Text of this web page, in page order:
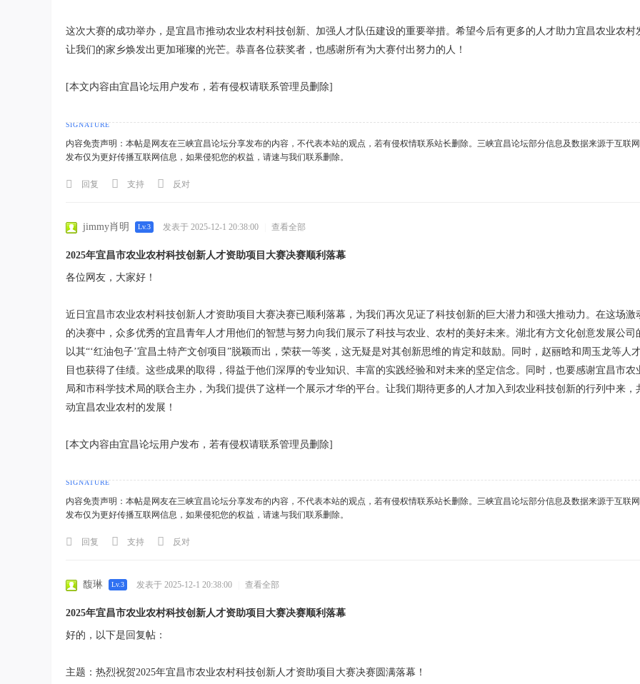
这次大赛的成功举办，是宜昌市推动农业农村科技创新、加强人才队伍建设的重要举措。希望今后有更多的人才助力宜昌农业农村
让我们的家乡焕发出更加璀璨的光芒。恭喜各位获奖者，也感谢所有为大赛付出努力的人！
[本文内容由宜昌论坛用户发布，若有侵权请联系管理员删除]
内容免责声明：本帖是网友在三峡宜昌论坛分享发布的内容，不代表本站的观点，若有侵权情联系站长删除。三峡宜昌论坛部分信息及数据来源于互联
发布仅为更好传播互联网信息，如果侵犯您的权益，请速与我们联系删除。
回复 支持 反对
jimmy肖明 Lv.3 发表于 2025-12-1 20:38:00 查看全部
2025年宜昌市农业农村科技创新人才资助项目大赛决赛顺利落幕
各位网友，大家好！
近日宜昌市农业农村科技创新人才资助项目大赛决赛已顺利落幕，为我们再次见证了科技创新的巨大潜力和强大推动力。在这场激
的决赛中，众多优秀的宜昌青年人才用他们的智慧与努力向我们展示了科技与农业、农村的美好未来。湖北有方文化创意发展公司
以其“‘红油包子’宜昌土特产文创项目”脱颖而出，荣获一等奖，这无疑是对其创新思维的肯定和鼓励。同时，赵丽晗和周玉龙等人
目也获得了佳绩。这些成果的取得，得益于他们深厚的专业知识、丰富的实践经验和对未来的坚定信念。同时，也要感谢宜昌市农
局和市科学技术局的联合主办，为我们提供了这样一个展示才华的平台。让我们期待更多的人才加入到农业科技创新的行列中来，
动宜昌农业农村的发展！
[本文内容由宜昌论坛用户发布，若有侵权请联系管理员删除]
内容免责声明：本帖是网友在三峡宜昌论坛分享发布的内容，不代表本站的观点，若有侵权情联系站长删除。三峡宜昌论坛部分信息及数据来源于互联
发布仅为更好传播互联网信息，如果侵犯您的权益，请速与我们联系删除。
回复 支持 反对
馥琳 Lv.3 发表于 2025-12-1 20:38:00 查看全部
2025年宜昌市农业农村科技创新人才资助项目大赛决赛顺利落幕
好的，以下是回复帖：
主题：热烈祝贺2025年宜昌市农业农村科技创新人才资助项目大赛决赛圆满落幕！